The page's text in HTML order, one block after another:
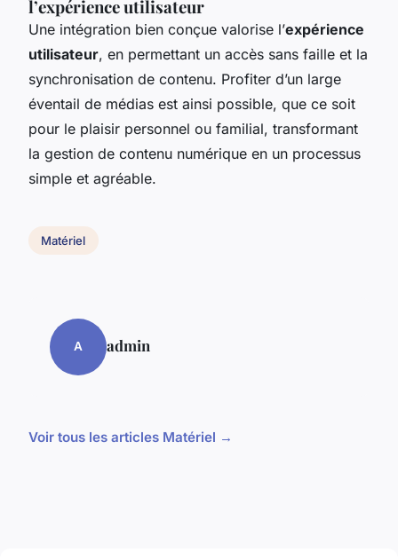
l’expérience utilisateur
Une intégration bien conçue valorise l’expérience
utilisateur, en permettant un accès sans faille et la
synchronisation de contenu. Profiter d’un large
éventail de médias est ainsi possible, que ce soit
pour le plaisir personnel ou familial, transformant
la gestion de contenu numérique en un processus
simple et agréable.
Matériel
A admin
Voir tous les articles Matériel →